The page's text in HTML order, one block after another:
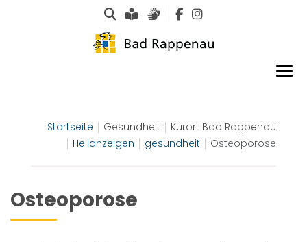
Suche
Leichte Sprache
Gebärdensprachen
Startseite Gesundheit
Kurort Bad Rappenau
Heilanzeigen
gesundheit Osteoporose
Osteoporose